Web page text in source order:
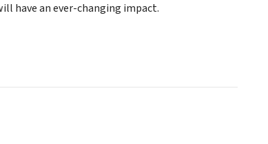
have an ever-changing impact.